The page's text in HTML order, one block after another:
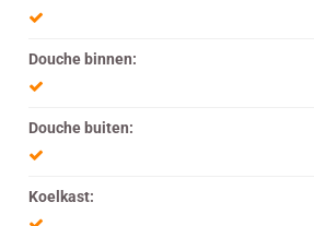
Douche binnen:
Douche buiten:
Koelkast: